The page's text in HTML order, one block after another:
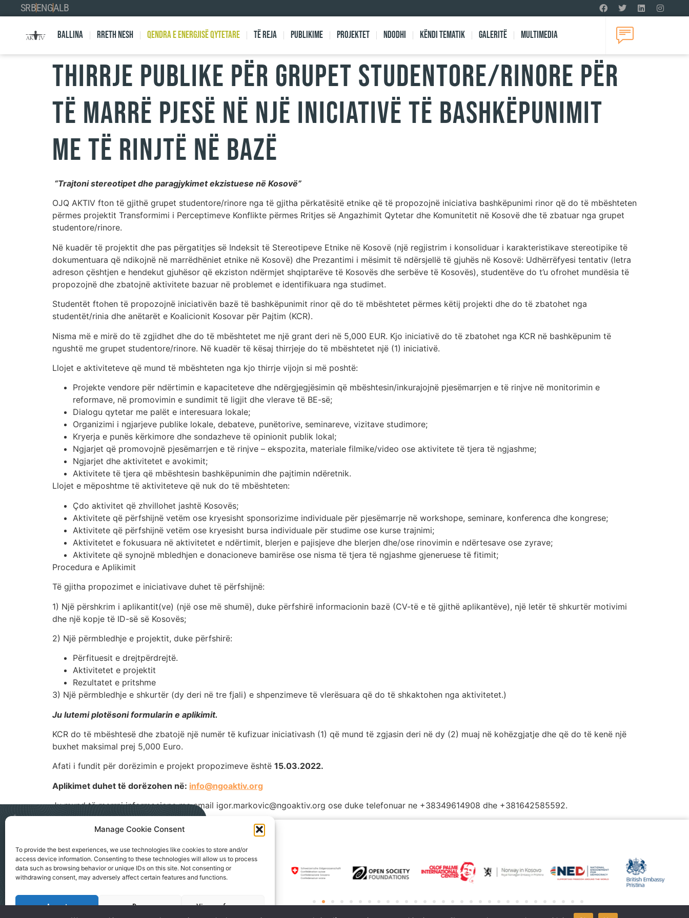
Manage Cookie Consent
To provide the best experiences, we use technologies like cookies to store and/or
access device information. Consenting to these technologies will allow us to process
data such as browsing behavior or unique IDs on this site. Not consenting or
withdrawing consent, may adversely affect certain features and functions.
Accept Deny View preferences
SRBENGALB
Ballina Rreth nesh Qendra e Energjisë Qytetare Të reja Publikime Projektet Ndodhi Këndi Tematik Galeritë Multimedia
THIRRJE PUBLIKE PËR GRUPET STUDENTORE/RINORE PËR
TË MARRË PJESË NË NJË INICIATIVË TË BASHKËPUNIMIT
ME TË RINJTË NË BAZË
“Trajtoni stereotipet dhe paragjykimet ekzistuese në Kosovë”
OJQ AKTIV fton të gjithë grupet studentore/rinore nga të gjitha përkatësitë etnike që të propozojnë iniciativa bashkëpunimi rinor që do të mbështeten
përmes projektit Transformimi i Perceptimeve Konflikte përmes Rritjes së Angazhimit Qytetar dhe Komunitetit në Kosovë dhe të zbatuar nga grupet
studentore/rinore.
Në kuadër të projektit dhe pas përgatitjes së Indeksit të Stereotipeve Etnike në Kosovë (një regjistrim i konsoliduar i karakteristikave stereotipike të
dokumentuara që ndikojnë në marrëdhëniet etnike në Kosovë) dhe Prezantimi i mësimit të ndërsjellë të gjuhës në Kosovë: Udhërrëfyesi tentativ (letra
adreson çështjen e hendekut gjuhësor që ekziston ndërmjet shqiptarëve të Kosovës dhe serbëve të Kosovës), studentëve do t’u ofrohet mundësia të
propozojnë dhe zbatojnë aktivitete bazuar në problemet e identifikuara nga studimet.
Studentët ftohen të propozojnë iniciativën bazë të bashkëpunimit rinor që do të mbështetet përmes këtij projekti dhe do të zbatohet nga
studentët/rinia dhe anëtarët e Koalicionit Kosovar për Pajtim (KCR).
Nisma më e mirë do të zgjidhet dhe do të mbështetet me një grant deri në 5,000 EUR. Kjo iniciativë do të zbatohet nga KCR në bashkëpunim të
ngushtë me grupet studentore/rinore. Në kuadër të kësaj thirrjeje do të mbështetet një (1) iniciativë.
Llojet e aktiviteteve që mund të mbështeten nga kjo thirrje vijojn si më poshtë:
Projekte vendore për ndërtimin e kapaciteteve dhe ndërgjegjësimin që mbështesin/inkurajojnë pjesëmarrjen e të rinjve në monitorimin e
reformave, në promovimin e sundimit të ligjit dhe vlerave të BE-së;
Dialogu qytetar me palët e interesuara lokale;
Organizimi i ngjarjeve publike lokale, debateve, punëtorive, seminareve, vizitave studimore;
Kryerja e punës kërkimore dhe sondazheve të opinionit publik lokal;
Ngjarjet që promovojnë pjesëmarrjen e të rinjve – ekspozita, materiale filmike/video ose aktivitete të tjera të ngjashme;
Ngjarjet dhe aktivitetet e avokimit;
Aktivitete të tjera që mbështesin bashkëpunimin dhe pajtimin ndëretnik.
Llojet e mëposhtme të aktiviteteve që nuk do të mbështeten:
Çdo aktivitet që zhvillohet jashtë Kosovës;
Aktivitete që përfshijnë vetëm ose kryesisht sponsorizime individuale për pjesëmarrje në workshope, seminare, konferenca dhe kongrese;
Aktivitete që përfshijnë vetëm ose kryesisht bursa individuale për studime ose kurse trajnimi;
Aktivitetet e fokusuara në aktivitetet e ndërtimit, blerjen e pajisjeve dhe blerjen dhe/ose rinovimin e ndërtesave ose zyrave;
Aktivitete që synojnë mbledhjen e donacioneve bamirëse ose nisma të tjera të ngjashme gjeneruese të fitimit;
Procedura e Aplikimit
Të gjitha propozimet e iniciativave duhet të përfshijnë:
1) Një përshkrim i aplikantit(ve) (një ose më shumë), duke përfshirë informacionin bazë (CV-të e të gjithë aplikantëve), një letër të shkurtër motivimi
dhe një kopje të ID-së së Kosovës;
2) Një përmbledhje e projektit, duke përfshirë:
Përfituesit e drejtpërdrejtë.
Aktivitetet e projektit
Rezultatet e pritshme
3) Një përmbledhje e shkurtër (dy deri në tre fjali) e shpenzimeve të vlerësuara që do të shkaktohen nga aktivitetet.)
Ju lutemi plotësoni formularin e aplikimit.
KCR do të mbështesë dhe zbatojë një numër të kufizuar iniciativash (1) që mund të zgjasin deri në dy (2) muaj në kohëzgjatje dhe që do të kenë një
buxhet maksimal prej 5,000 Euro.
Afati i fundit për dorëzimin e projekt propozimeve është 15.03.2022.
Aplikimet duhet të dorëzohen në: info@ngoaktiv.org
Ju mund të merrni informacione me email igor.markovic@ngoaktiv.org ose duke telefonuar ne +38349614908 dhe +381642585592.
NGO AKTIV SEVERNA MITROVICA
Kralja Petra I, 183a, Severna Mitrovica
office@ngoaktiv.org